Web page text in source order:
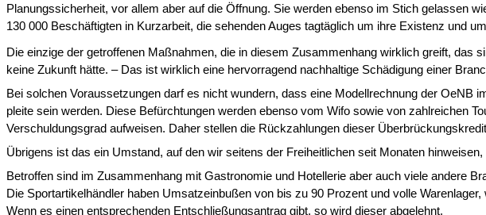
Planungssicherheit, vor allem aber auf die Öffnung. Sie werden ebenso im Stich gelassen
130 000 Beschäftig­ten in Kurzarbeit, die sehenden Auges tagtäglich um ihre Existenz und
Die einzige der getroffenen Maßnahmen, die in diesem Zusammenhang wirklich greift,
keine Zukunft hätte. – Das ist wirklich eine hervorragend nachhaltige Schädigung einer
Bei solchen Voraussetzungen darf es nicht wundern, dass eine Modellrechnung der
pleite sein werden. Diese Befürchtungen werden ebenso vom Wifo sowie von zahlreichen
Verschuldungsgrad aufweisen. Daher stellen die Rückzahlungen dieser
Übrigens ist das ein Umstand, auf den wir seitens der Freiheitlichen seit Monaten
Betroffen sind im Zusammenhang mit Gastronomie und Hotellerie aber auch viele an­dere
Die Sportartikelhändler haben Umsatzeinbußen von bis zu 90 Prozent und volle
Wenn es einen entspre­chenden Entschließungsantrag gibt, so wird dieser abgelehnt.